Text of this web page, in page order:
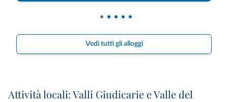
Vedi tutti gli alloggi
Attività locali: Valli Giudicarie e Valle del